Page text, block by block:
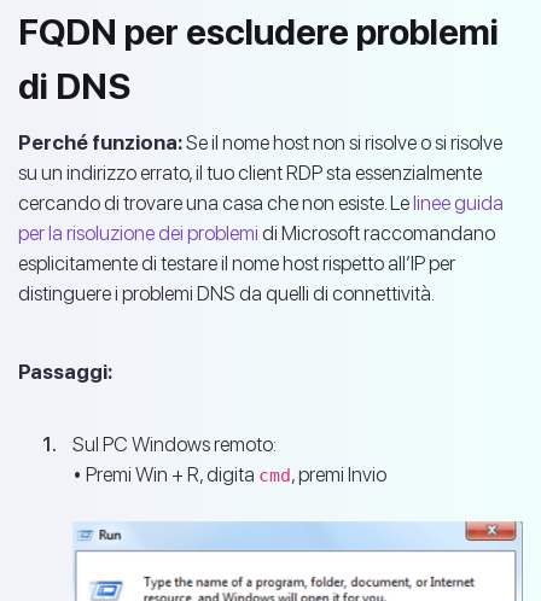
FQDN per escludere problemi
di DNS
Perché funziona:Se il nome host non si risolve o si risolve
su un indirizzo errato, il tuo client RDP sta essenzialmente
cercando di trovare una casa che non esiste. Lelinee guida
per la risoluzione dei problemi di Microsoft raccomandano
esplicitamente di testare il nome host rispetto all’IP per
distinguere i problemi DNS da quelli di connettività.
Passaggi:
Sul PC Windows remoto:
• Premi Win + R, digita cmd, premi Invio